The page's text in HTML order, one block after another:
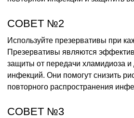
СОВЕТ №2
Используйте презервативы при
Презервативы являются
защиты от передачи хламидиоза и
инфекций. Они помогут снизить
повторного распространения
СОВЕТ №3